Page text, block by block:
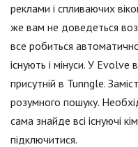
реклами і спливаючих
же вам не доведеться
все робиться
існують і мінуси. У Evolve
присутній в Tunngle.
розумного пошуку.
сама знайде всі існуючі
підключитися.